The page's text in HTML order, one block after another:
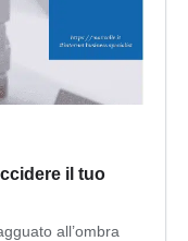
il tuo
all’ombra